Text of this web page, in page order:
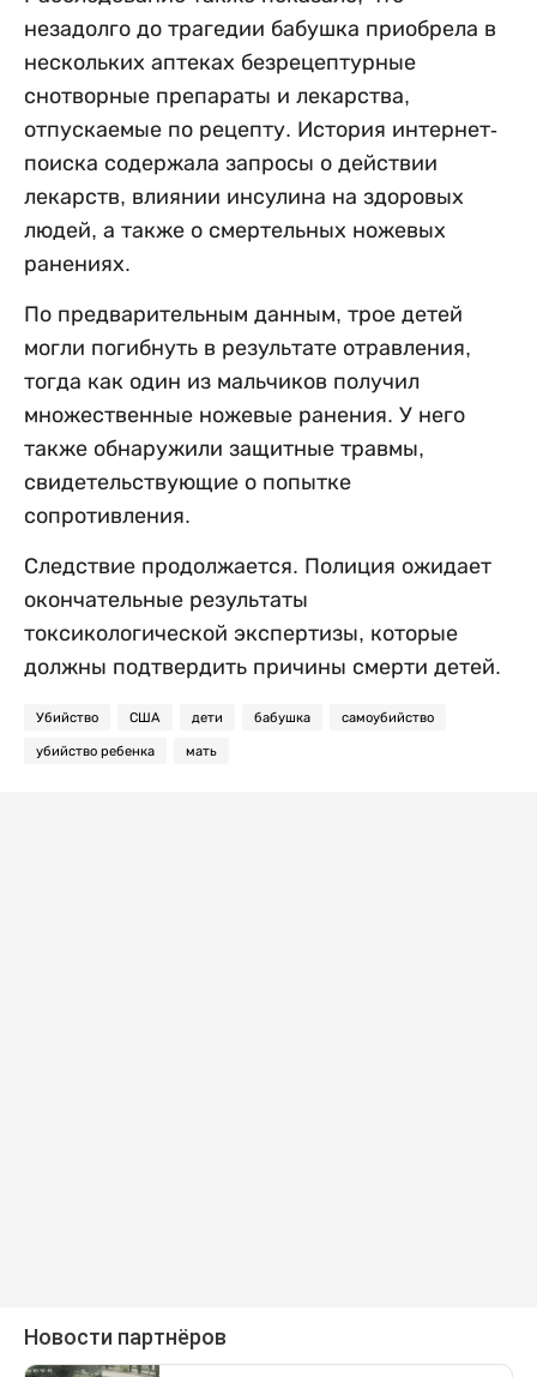
незадолго до трагедии бабушка приобрела в
нескольких аптеках безрецептурные
снотворные препараты и лекарства,
отпускаемые по рецепту. История интернет-
поиска содержала запросы о действии
лекарств, влиянии инсулина на здоровых
людей, а также о смертельных ножевых
ранениях.
По предварительным данным, трое детей
могли погибнуть в результате отравления,
тогда как один из мальчиков получил
множественные ножевые ранения. У него
также обнаружили защитные травмы,
свидетельствующие о попытке
сопротивления.
Следствие продолжается. Полиция ожидает
окончательные результаты
токсикологической экспертизы, которые
должны подтвердить причины смерти детей.
Убийство США дети бабушка самоубийство
убийство ребенка мать